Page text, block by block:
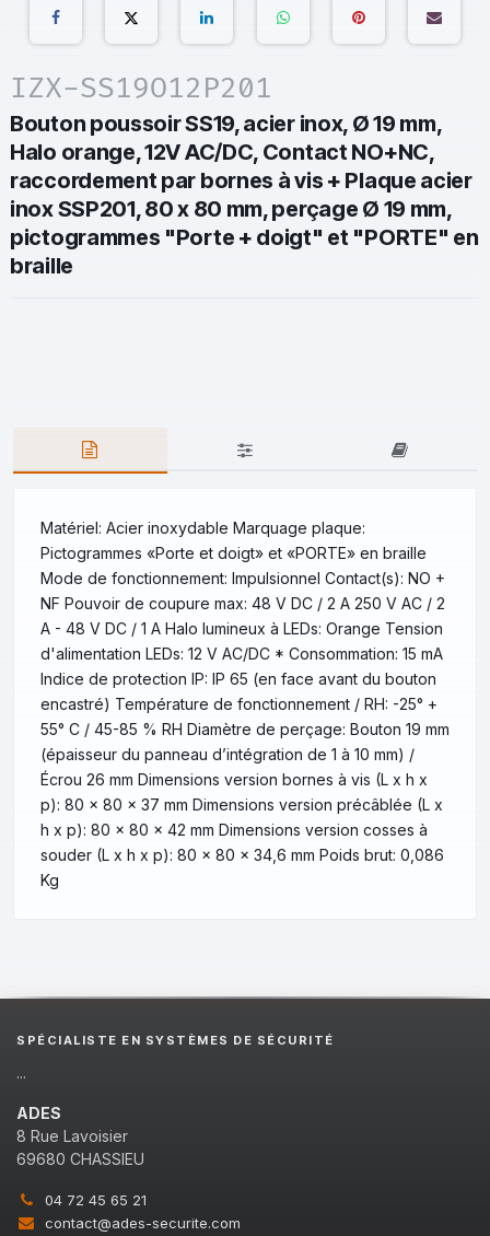
IZX-SS19O12P201
Bouton poussoir SS19, acier inox, Ø 19 mm,
Halo orange, 12V AC/DC, Contact NO+NC,
raccordement par bornes à vis + Plaque acier
inox SSP201, 80 x 80 mm, perçage Ø 19 mm,
pictogrammes "Porte + doigt" et "PORTE" en
braille
Matériel: Acier inoxydable Marquage plaque:
Pictogrammes «Porte et doigt» et «PORTE» en braille
Mode de fonctionnement: Impulsionnel Contact(s): NO +
NF Pouvoir de coupure max: 48 V DC / 2 A 250 V AC / 2
A - 48 V DC / 1 A Halo lumineux à LEDs: Orange Tension
d'alimentation LEDs: 12 V AC/DC * Consommation: 15 mA
Indice de protection IP: IP 65 (en face avant du bouton
encastré) Température de fonctionnement / RH: -25° +
55° C / 45-85 % RH Diamètre de perçage: Bouton 19 mm
(épaisseur du panneau d’intégration de 1 à 10 mm) /
Écrou 26 mm Dimensions version bornes à vis (L x h x
p): 80 x 80 x 37 mm Dimensions version précâblée (L x
h x p): 80 x 80 x 42 mm Dimensions version cosses à
souder (L x h x p): 80 x 80 x 34,6 mm Poids brut: 0,086
Kg
SPÉCIALISTE EN SYSTÈMES DE SÉCURITÉ
...
ADES
8 Rue Lavoisier
69680 CHASSIEU
04 72 45 65 21
contact@ades-securite.com